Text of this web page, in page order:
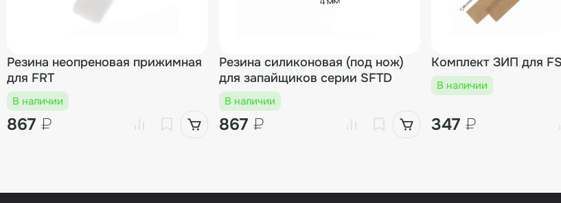
Резина неопреновая прижимная
для FRT
В наличии
867 ₽
Резина силиконовая (под нож)
для запайщиков серии SFTD
В наличии
867 ₽
Комплект ЗИП для
В наличии
347 ₽